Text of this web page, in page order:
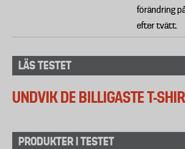
förändring
efter tvätt.
LÄS TESTET
UNDVIK DE BILLIGASTE T-
PRODUKTER I TESTET